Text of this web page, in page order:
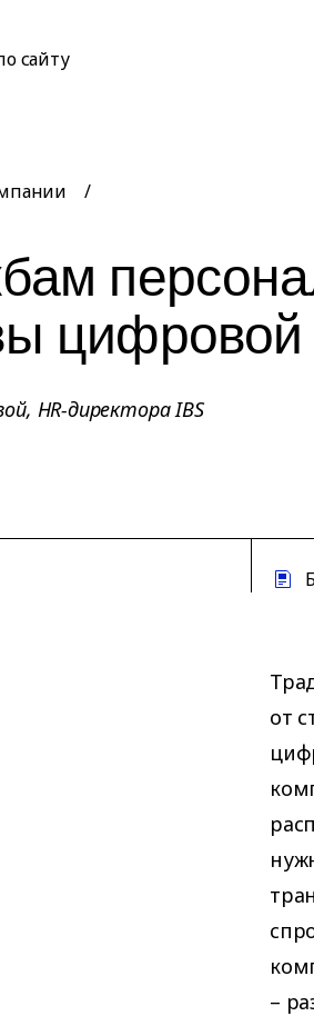
сайту
/
цифровой
HR-директора IBS
от
–